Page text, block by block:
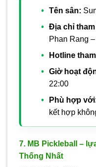
Tên sân:
Địa chỉ
Phan Rang
Hotline
Giờ hoạt
22:00
Phù hợp
kết hợp
7. MB Pickleball –
Thống Nhất